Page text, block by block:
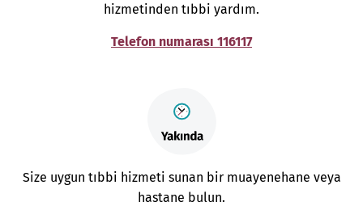
hizmetinden tıbbi yardım.
Telefon numarası 116117
Size uygun tıbbi hizmeti sunan bir muayenehane veya
hastane bulun.